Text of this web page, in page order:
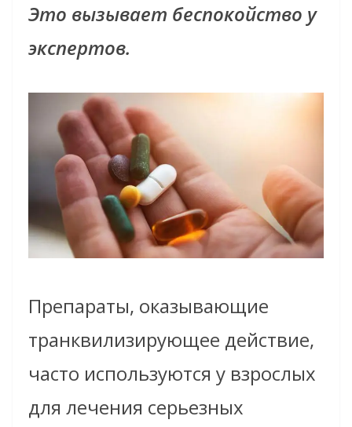
Это вызывает беспокойство у
экспертов.
Препараты, оказывающие
транквилизирующее действие,
часто используются у взрослых
для лечения серьезных